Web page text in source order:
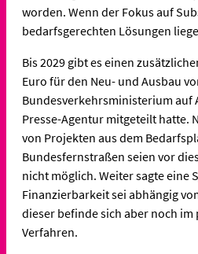
worden. Wenn der Fokus auf
bedarfsgerechten Lösungen
Bis 2029 gibt es einen
Euro für den Neu- und Ausbau
Bundesverkehrsministerium auf
Presse-Agentur mitgeteilt hatte.
von Projekten aus dem
Bundesfernstraßen seien vor
nicht möglich. Weiter sagte eine
Finanzierbarkeit sei abhängig
dieser befinde sich aber noch
Verfahren.